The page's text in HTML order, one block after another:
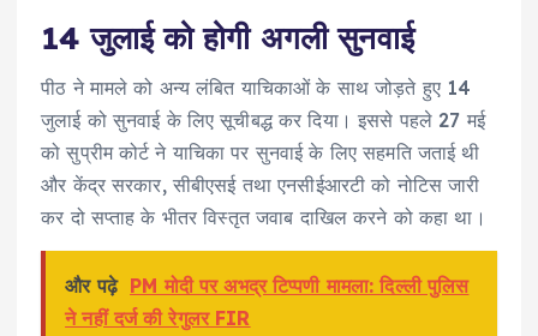
14 जुलाई को होगी अगली सुनवाई
पीठ ने मामले को अन्य लंबित याचिकाओं के साथ जोड़ते हुए 14
जुलाई को सुनवाई के लिए सूचीबद्ध कर दिया। इससे पहले 27 मई
को सुप्रीम कोर्ट ने याचिका पर सुनवाई के लिए सहमति जताई थी
और केंद्र सरकार, सीबीएसई तथा एनसीईआरटी को नोटिस जारी
कर दो सप्ताह के भीतर विस्तृत जवाब दाखिल करने को कहा था।
और पढ़े PM मोदी पर अभद्र टिप्पणी मामला: दिल्ली पुलिस
ने नहीं दर्ज की रेगुलर FIR